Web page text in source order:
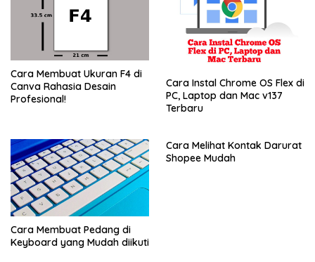
Cara Membuat Ukuran F4 di
Canva Rahasia Desain
Profesional!
Cara Instal Chrome OS Flex di
PC, Laptop dan Mac v137
Terbaru
Cara Membuat Pedang di
Keyboard yang Mudah diikuti
Cara Melihat Kontak Darurat
Shopee Mudah